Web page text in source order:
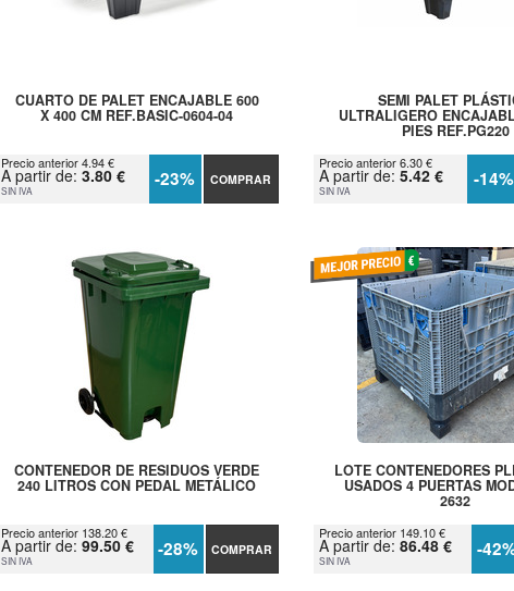
CUARTO DE PALET ENCAJABLE 600
X 400 CM REF.BASIC-0604-04
Precio anterior 4.94 €
A partir de: 3.80 €
SIN IVA -23% COMPRAR
SEMI PALET
ULTRALIGERO
PIES REF.PG220
Precio anterior 6.30 €
A partir de: 5.42 €
SIN IVA -14%
CONTENEDOR DE RESIDUOS VERDE
240 LITROS CON PEDAL METÁLICO
Precio anterior 138.20 €
A partir de: 99.50 €
SIN IVA -28% COMPRAR
LOTE CONTENEDORES
USADOS 4 PUERTAS
2632
Precio anterior 149.10 €
A partir de: 86.48 €
SIN IVA -